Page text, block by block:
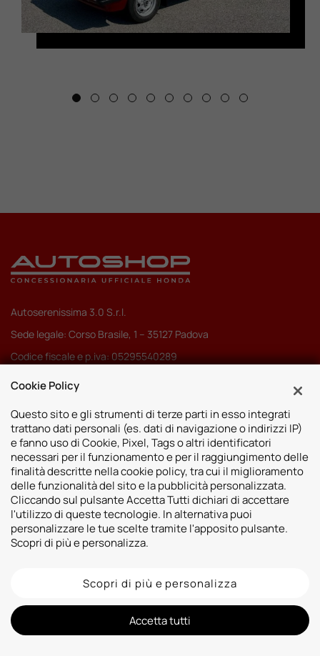
Autoserenissima 3.0 S.r.l.
Sede legale: Corso Brasile, 1 – 35127 Padova
Codice fiscale e p.iva: 05295540289
Pec:autoserenissima3.0srl@legalmail.it
Sedi
Vicenza
Padova
Venezia
Risorse
Contatti
2026 © Autoshop Srl. Tutti i diritti riservati.Privacy Policy
Informativa sulla trasparenza assicurativa
Designed by:
Cookie Policy
Questo sito e gli strumenti di terze parti in esso integrati
trattano dati personali (es. dati di navigazione o indirizzi IP)
e fanno uso di Cookie, Pixel, Tags o altri identificatori
necessari per il funzionamento e per il raggiungimento delle
finalità descritte nella cookie policy, tra cui il miglioramento
delle funzionalità del sito e la pubblicità personalizzata.
Cliccando sul pulsante Accetta Tutti dichiari di accettare
l'utilizzo di queste tecnologie. In alternativa puoi
personalizzare le tue scelte tramite l'apposito pulsante.
Scopri di più e personalizza.
Scopri di più e personalizza
Accetta tutti